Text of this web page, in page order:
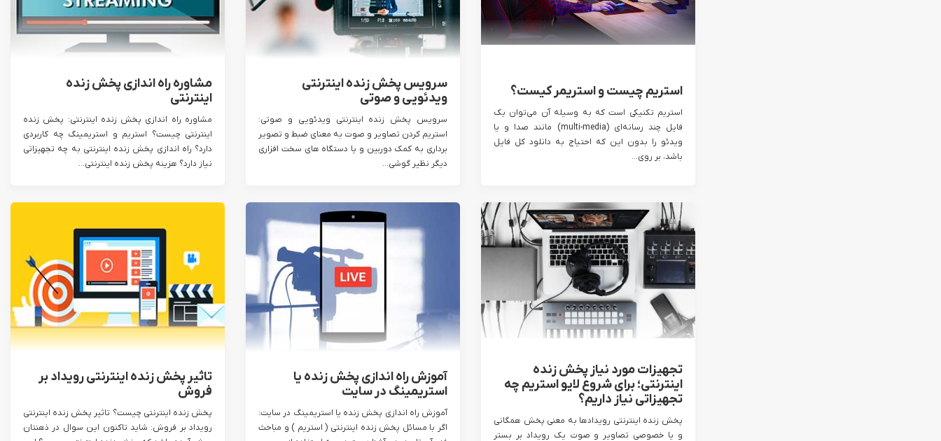
پخش زنده °360 خدمات مهندسی
استریم چیست و استریمر کیست؟
استریم تکنیکی است که به وسیله آن می‌توان یک
فایل چند رسانه‌ای (multi-media) مانند صدا و یا
ویدئو را بدون این که احتیاج به دانلود کل فایل
باشد، بر روی...
سرویس پخش زنده اینترنتی
ویدئویی و صوتی
سرویس پخش زنده اینترنتی ویدئویی و صوتی:
استریم کردن تصاویر و صوت به معنای ضبط و تصویر
برداری به کمک دوربین و یا دستگاه های سخت افزاری
دیگر نظیر گوشی...
مشاوره راه اندازی پخش زنده
اینترنتی
مشاوره راه اندازی پخش زنده اینترنتی: پخش زنده
اینترنتی چیست؟ استریم و استریمینگ چه کاربردی
دارد؟ راه اندازی پخش زنده اینترنتی به چه تجهیزاتی
نیاز دارد؟ هزینه پخش زنده اینترنتی...
تجهیزات مورد نیاز پخش زنده
اینترنتی؛ برای شروع لایو استریم چه
تجهیزاتی نیاز داریم؟
پخش زنده اینترنتی رویداد‌ها به معنی پخش همگانی
و یا خصوصی تصاویر و صوت یک رویداد بر بستر
آموزش راه اندازی پخش زنده یا
استریمینگ در سایت
آموزش راه اندازی پخش زنده یا استریمینگ در سایت:
اگر با مسائل پخش زنده اینترنتی ( استریم ) و مباحث
تاثیر پخش زنده اینترنتی رویداد بر
فروش
پخش زنده اینترنتی چیست؟ تاثیر پخش زنده اینترنتی
رویداد بر فروش: شاید تاکنون این سوال در ذهنتان